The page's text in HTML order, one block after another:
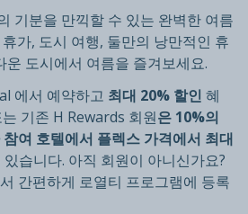
기분을 만끽할 수 있는 완벽한 여름
가, 도시 여행, 둘만의 낭만적인 휴
운 도시에서 여름을 즐겨보세요.
에서 예약하고 최대 20% 할인 혜
기존 H Rewards 회원은 10%의
여 호텔에서 플렉스 가격에서 최대
습니다. 아직 회원이 아니신가요?
간편하게 로열티 프로그램에 등록